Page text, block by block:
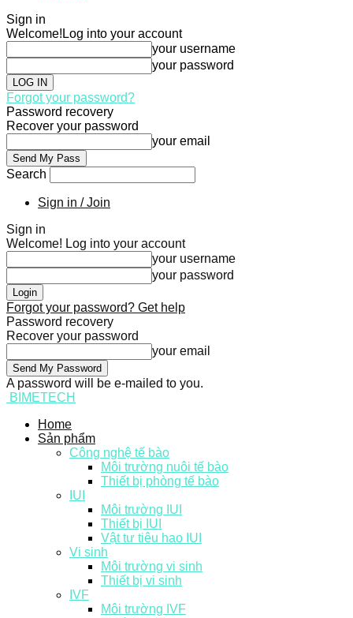
Sign in
Welcome! Log into your account
your username
your password
Forgot your password?
Password recovery
Recover your password
your email
Search
Sign in / Join
Sign in
Welcome! Log into your account
your username
your password
Forgot your password? Get help
Password recovery
Recover your password
your email
A password will be e-mailed to you.
BIMETECH
Home
Sản phẩm
Công nghệ tế bào
Môi trường nuôi tế bào
Thiết bị phòng tế bào
IUI
Môi trường IUI
Thiết bị IUI
Vật tư tiêu hao IUI
Vi sinh
Môi trường vi sinh
Thiết bị vi sinh
IVF
Môi trường IVF